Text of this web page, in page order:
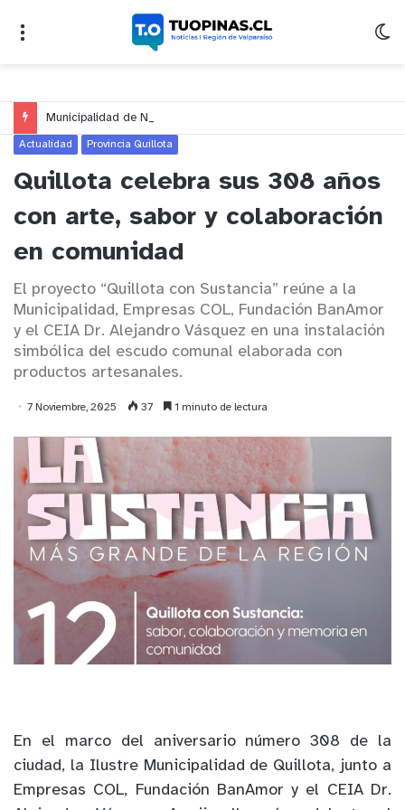
Actualidad Provincia Quillota
Quillota celebra sus 308 años
con arte, sabor y colaboración
en comunidad
El proyecto “Quillota con Sustancia” reúne a la
Municipalidad, Empresas COL, Fundación BanAmor
y el CEIA Dr. Alejandro Vásquez en una instalación
simbólica del escudo comunal elaborada con
productos artesanales.
7 Noviembre, 2025 37 1 minuto de lectura
En el marco del aniversario número 308 de la
ciudad, la Ilustre Municipalidad de Quillota, junto a
Empresas COL, Fundación BanAmor y el CEIA Dr.